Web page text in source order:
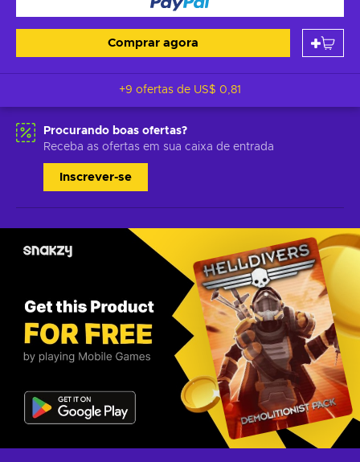
Comprar agora
+9 ofertas de US$ 0,81
Procurando boas ofertas?
Receba as ofertas em sua caixa de entrada
Inscrever-se